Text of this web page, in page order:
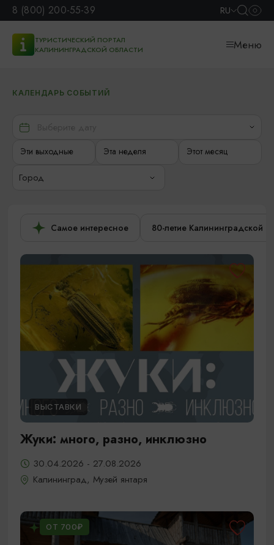
8 (800) 200-55-39 RU
ТУРИСТИЧЕСКИЙ ПОРТАЛ
КАЛИНИНГРАДСКОЙ ОБЛАСТИ
Меню
КАЛЕНДАРЬ СОБЫТИЙ
Эти выходные Эта неделя Этот месяц
Город
Самое интересное 80-летие Калининградской
ВЫСТАВКИ
Жуки: много, разно, инклюзно
30.04.2026 - 27.08.2026
Калининград, Музей янтаря
ОТ 700₽